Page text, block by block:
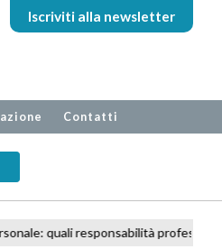
Iscriviti alla newsletter
Contatti
l'infermiere? Decreto PA,